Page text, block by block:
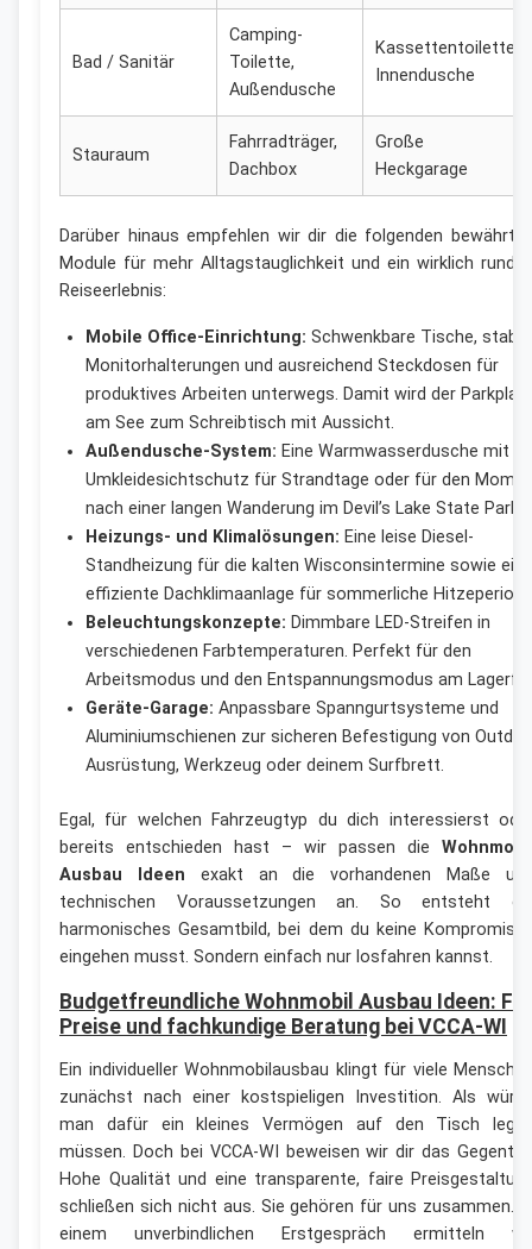
Bad / Sanitär
Camping-
Toilette,
Außendusche
Kassettentoilette,
Innendusche
Stauraum
Fahrradträger,
Dachbox
Große
Heckgarage
Darüber hinaus empfehlen wir dir die folgenden
Module für mehr Alltagstauglichkeit und ein wirklich
Reiseerlebnis:
Mobile Office-Einrichtung: Schwenkbare Tische,
Monitorhalterungen und ausreichend Steckdosen für
produktives Arbeiten unterwegs. Damit wird der
am See zum Schreibtisch mit Aussicht.
Außendusche-System: Eine Warmwasserdusche mit
Umkleidesichtschutz für Strandtage oder für den
nach einer langen Wanderung im Devil’s Lake State Park.
Heizungs- und Klimalösungen: Eine leise Diesel-
Standheizung für die kalten Wisconsintermine sowie eine
effiziente Dachklimaanlage für sommerliche
Beleuchtungskonzepte: Dimmbare LED-Streifen in
verschiedenen Farbtemperaturen. Perfekt für den
Arbeitsmodus und den Entspannungsmodus am
Geräte-Garage: Anpassbare Spanngurtsysteme und
Aluminiumschienen zur sicheren Befestigung von
Ausrüstung, Werkzeug oder deinem Surfbrett.
Egal, für welchen Fahrzeugtyp du dich interessierst
bereits entschieden hast – wir passen die
Ausbau Ideen exakt an die vorhandenen Maße
technischen Voraussetzungen an. So entsteht
harmonisches Gesamtbild, bei dem du keine
eingehen musst. Sondern einfach nur losfahren kannst.
Budgetfreundliche Wohnmobil Ausbau Ideen:
Preise und fachkundige Beratung bei VCCA-WI
Ein individueller Wohnmobilausbau klingt für viele
zunächst nach einer kostspieligen Investition. Als
man dafür ein kleines Vermögen auf den Tisch
müssen. Doch bei VCCA-WI beweisen wir dir das
Hohe Qualität und eine transparente, faire
schließen sich nicht aus. Sie gehören für uns zusammen.
einem unverbindlichen Erstgespräch ermitteln